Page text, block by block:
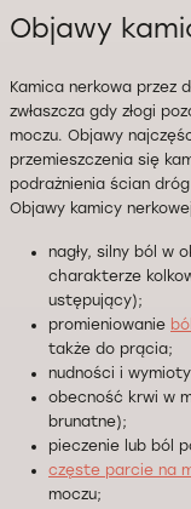
Objawy
Kamica nerkowa przez
zwłaszcza gdy złogi
moczu. Objawy
przemieszczenia się
podrażnienia ścian
Objawy kamicy
nagły, silny ból w
charakterze
ustępujący);
promieniowanie
także do prącia;
nudności i
obecność krwi w
brunatne);
pieczenie lub ból
częste parcie na
moczu;